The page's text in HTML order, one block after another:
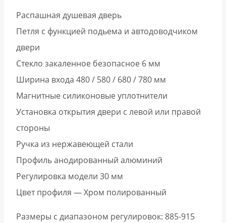
Распашная душевая дверь
Петля с функцией подьема и автодоводчиком
двери
Стекло закаленное безопасное 6 мм
Ширина входа 480 / 580 / 680 / 780 мм
Магнитные силиконовые уплотнители
Установка открытия двери с левой или правой
стороны
Ручка из нержавеющей стали
Профиль анодированный алюминий
Регулировка модели 30 мм
Цвет профиля — Хром полированный
Размеры с диапазоном регулировок: 885-915